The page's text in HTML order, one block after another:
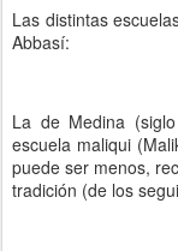
Las distintas
Abbasí:
La de Medina
escuela maliqui
puede ser menos,
tradición (de los